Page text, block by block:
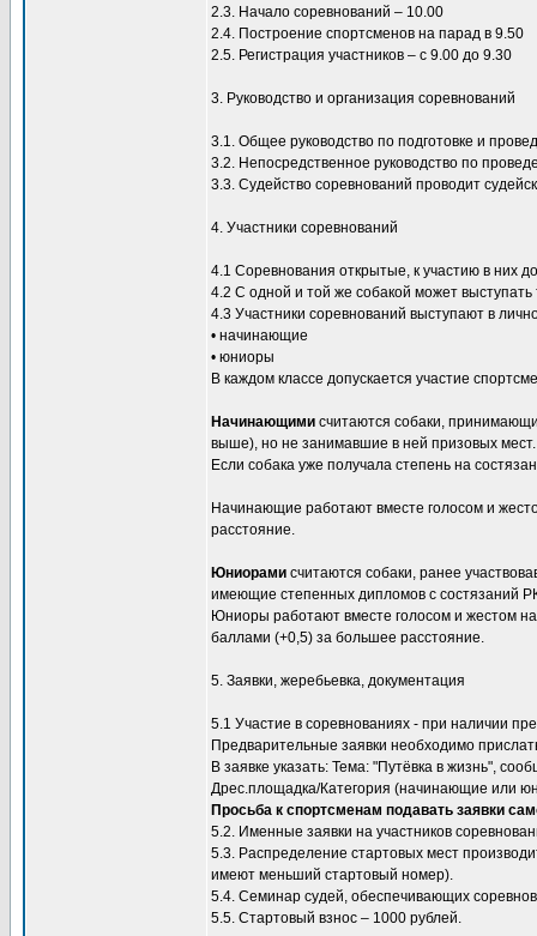
2.3. Начало соревнований – 10.00
2.4. Построение спортсменов на парад в 9.50
2.5. Регистрация участников – с 9.00 до 9.30
3. Руководство и организация соревнований
3.1. Общее руководство по подготовке и
3.2. Непосредственное руководство по
3.3. Судейство соревнований проводит
4. Участники соревнований
4.1 Соревнования открытые, к участию в них
4.2 С одной и той же собакой может выступать
4.3 Участники соревнований выступают в
• начинающие
• юниоры
В каждом классе допускается участие
Начинающими считаются собаки,
выше), но не занимавшие в ней призовых мест.
Если собака уже получала степень на
Начинающие работают вместе голосом и
расстояние.
Юниорами считаются собаки, ранее
имеющие степенных дипломов с состязаний
Юниоры работают вместе голосом и жестом
баллами (+0,5) за большее расстояние.
5. Заявки, жеребьевка, документация
5.1 Участие в соревнованиях - при наличии
Предварительные заявки необходимо
В заявке указать: Тема: "Путёвка в жизнь",
Дрес.площадка/Категория (начинающие или
Просьба к спортсменам подавать заявки
5.2. Именные заявки на участников
5.3. Распределение стартовых мест
имеют меньший стартовый номер).
5.4. Семинар судей, обеспечивающих
5.5. Стартовый взнос – 1000 рублей.